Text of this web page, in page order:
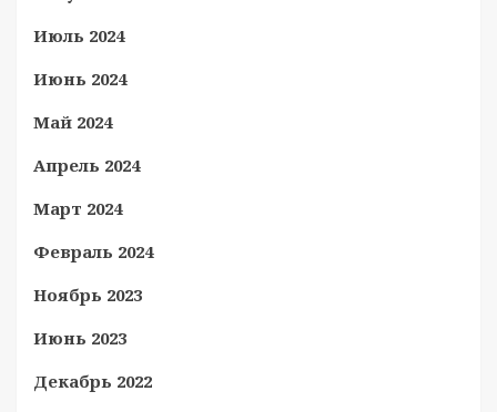
Июль 2024
Июнь 2024
Май 2024
Апрель 2024
Март 2024
Февраль 2024
Ноябрь 2023
Июнь 2023
Декабрь 2022